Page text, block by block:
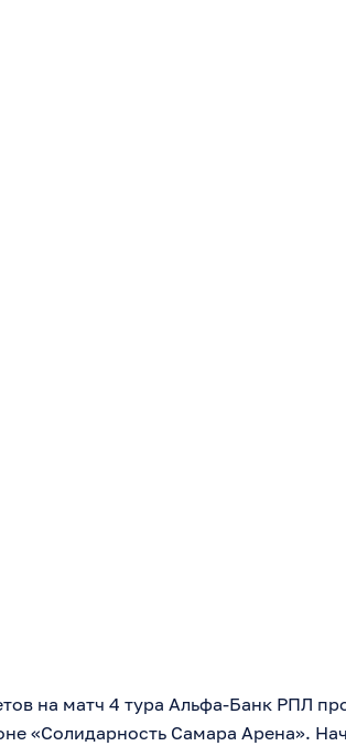
на матч 4 тура Альфа-Банк РПЛ
«Солидарность Самара Арена».